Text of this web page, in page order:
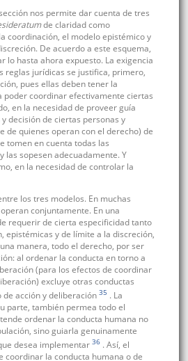
nos permite dar cuenta de tres
de claridad como
coordinación, el modelo epistémico y
De acuerdo a este esquema,
lo hasta ahora expuesto. La exigencia
reglas jurídicas se justifica, primero,
pues ellas deben tener la
poder coordinar efectivamente ciertas
en la necesidad de proveer guía
decisión de ciertas personas y
de quienes operan con el derecho) de
tomen en cuenta todas las
las sopesen adecuadamente. Y
en la necesidad de controlar la
los tres modelos. En muchas
conjuntamente. En una
requerir de cierta especificidad tanto
epistémicas y de límite a la discreción,
manera, todo el derecho, por ser
al ordenar la conducta en torno a
(para los efectos de coordinar
excluye otras conductas
acción y deliberación 35 . La
parte, también permea todo el
ordenar la conducta humana no
sino guiarla genuinamente
desea implementar 36 . Así, el
coordinar la conducta humana o de